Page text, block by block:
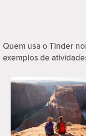
Quem usa o Tinder
exemplos de